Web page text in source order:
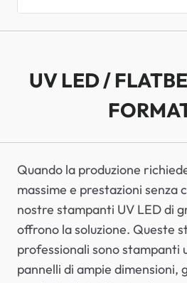
UV LED /
Quando la produzione
massime e prestazioni senza
nostre stampanti UV LED di
offrono la soluzione. Queste
professionali sono stampanti
pannelli di ampie dimensioni,